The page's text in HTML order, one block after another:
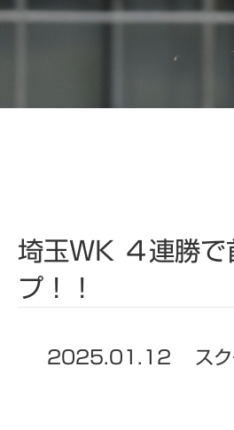
埼玉WK ４連勝で
プ！！
2025.01.12 ス